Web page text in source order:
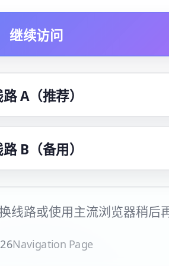
继续访问
A（推荐）
B（备用）
线路或使用主流浏览器稍后
Navigation Page